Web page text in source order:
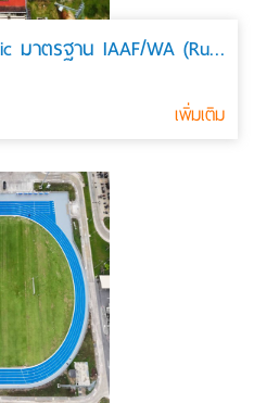
พื้นลู่วิ่ง-ลานกีฬา Synthetic มาตรฐาน IAAF/WA (Running Track)
เพิ่มเติม